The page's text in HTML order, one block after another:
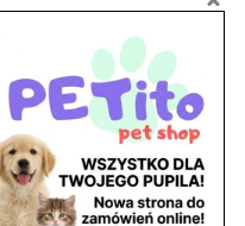
ZooNemo – Legionowo i
o komfort swojego pupila
ZooNemo
Sklep Zoologiczny
Twojego Pupila | ZooNemo